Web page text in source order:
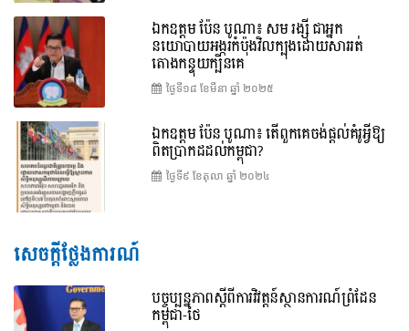
ឯកឧត្តម ប៉ែន បូណា៖ សម រង្ស៊ី ជាអ្នក
នយោបាយអង្ករកំប៉ុងវិលក្បុងដោយសាររត់
តោងកន្ទុយក្បិនគេ
ថ្ងៃទី១៨ ខែ​មីនា ឆ្នាំ ២០២៥
ឯកឧត្តម ប៉ែន បូណា៖ តើពួកគេចង់ផ្តល់គំរូអ្វីឱ្យ
ពិតប្រាកដដល់កម្ពុជា?
ថ្ងៃទី៩ ខែ​តុលា ឆ្នាំ ២០២៤
សេចក្តីថ្លែងការណ៍
បច្ចុប្បន្នភាពស្ដីពីការវិវត្តន៍ស្ថានការណ៍ព្រំដែន
កម្ពុជា-ថៃ